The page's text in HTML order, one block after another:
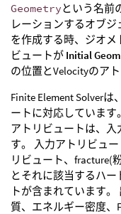
Geometryという名前
レーションするオブ
を作成する時、ジオ
ビュートが Initial
の位置とVelocityのア
Finite Element Solver
ートに対応していま
アトリビュートは、
す。 入力アトリビュ
リビュート、fracture(
とそれに該当するハ
トが含まれています
質、エネルギー密度、